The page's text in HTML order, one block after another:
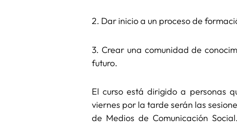
2. Dar inicio a un proceso de
3. Crear una comunidad de
futuro.
El curso está dirigido a personas
viernes por la tarde serán las
de Medios de Comunicación